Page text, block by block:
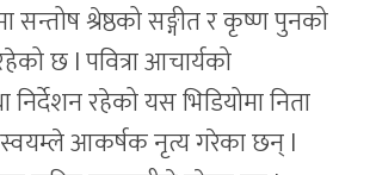
सन्तोष श्रेष्ठको सङ्गीत र कृष्ण पुनको
छ l पवित्रा आचार्यको
निर्देशन रहेको यस भिडियोमा निता
स्वयम्ले आकर्षक नृत्य गरेका छन् l